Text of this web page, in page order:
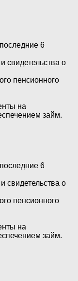
6
свидетельства о
пенсионного
на
займ.
6
свидетельства о
пенсионного
на
займ.